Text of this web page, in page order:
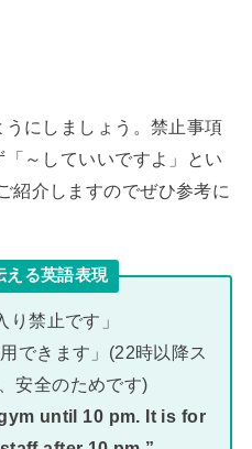
にしましょう。禁止事項
～していいですよ」とい
紹介しますのでぜひ参考に
える英語表現
禁止です」
できます」(22時以降ス
安全のためです)
until 10 pm. It is for